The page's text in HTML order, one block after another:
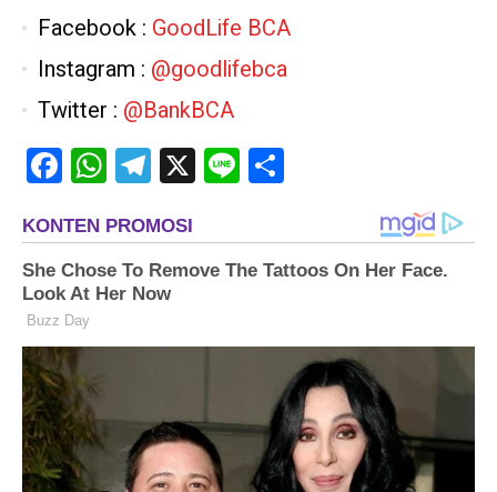
Facebook : GoodLife BCA
Instagram : @goodlifebca
Twitter : @BankBCA
FacebookWhatsAppTelegram
X Line